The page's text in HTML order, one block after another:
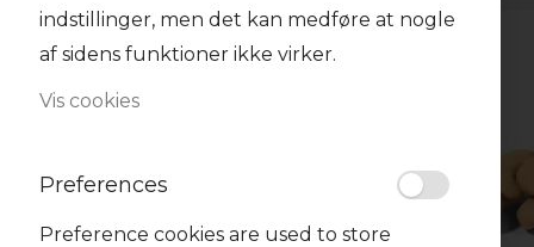
indstillinger, men det kan medføre at nogle
af sidens funktioner ikke virker.
Vis cookies
Preferences
Preference cookies are used to store